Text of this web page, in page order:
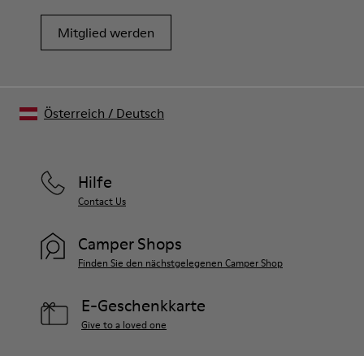
Mitglied werden
Hilfe
Contact Us
Camper Shops
Finden Sie den nächstgelegenen Camper Shop
E-Geschenkkarte
Give to a loved one
Österreich / Deutsch